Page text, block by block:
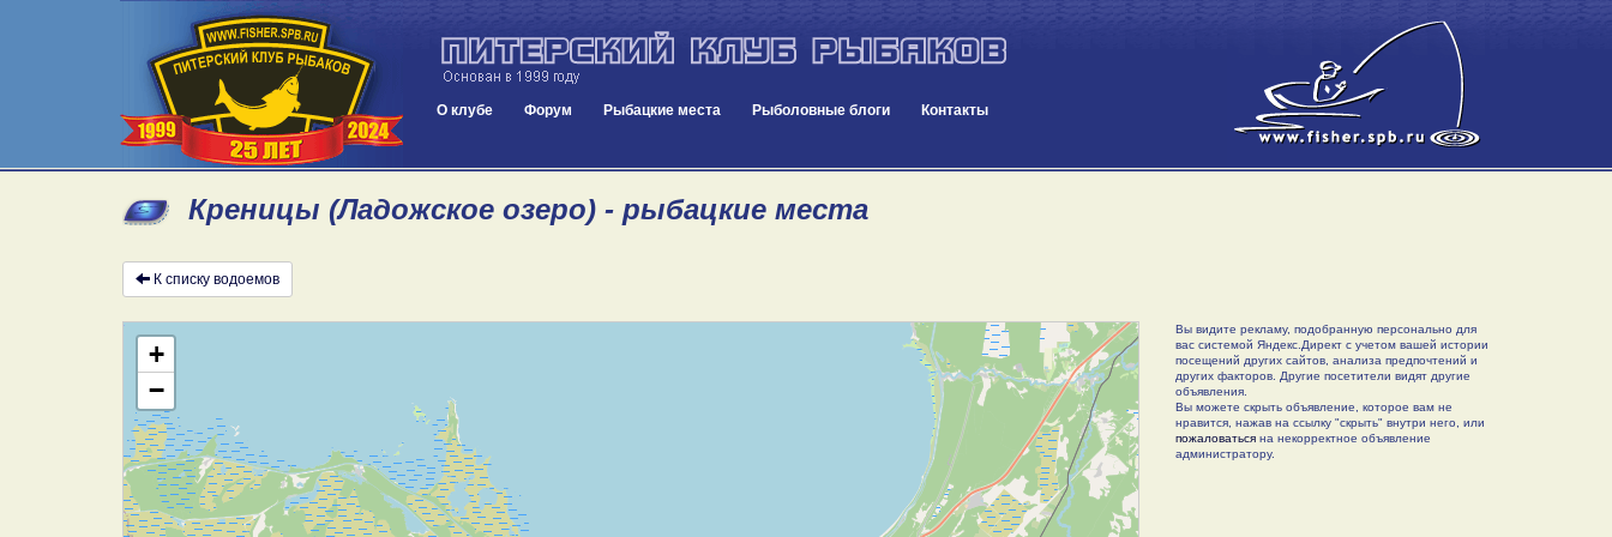
О клубе Форум Рыбацкие места Рыболовные блоги Контакты
Креницы (Ладожское озеро) - рыбацкие места
К списку водоемов
+
−
Вы видите рекламу, подобранную персонально для
вас системой Яндекс.Директ с учетом вашей истории
посещений других сайтов, анализа предпочтений и
других факторов. Другие посетители видят другие
объявления.
Вы можете скрыть объявление, которое вам не
нравится, нажав на ссылку "скрыть" внутри него, или
пожаловатьсяна некорректное объявление
администратору.